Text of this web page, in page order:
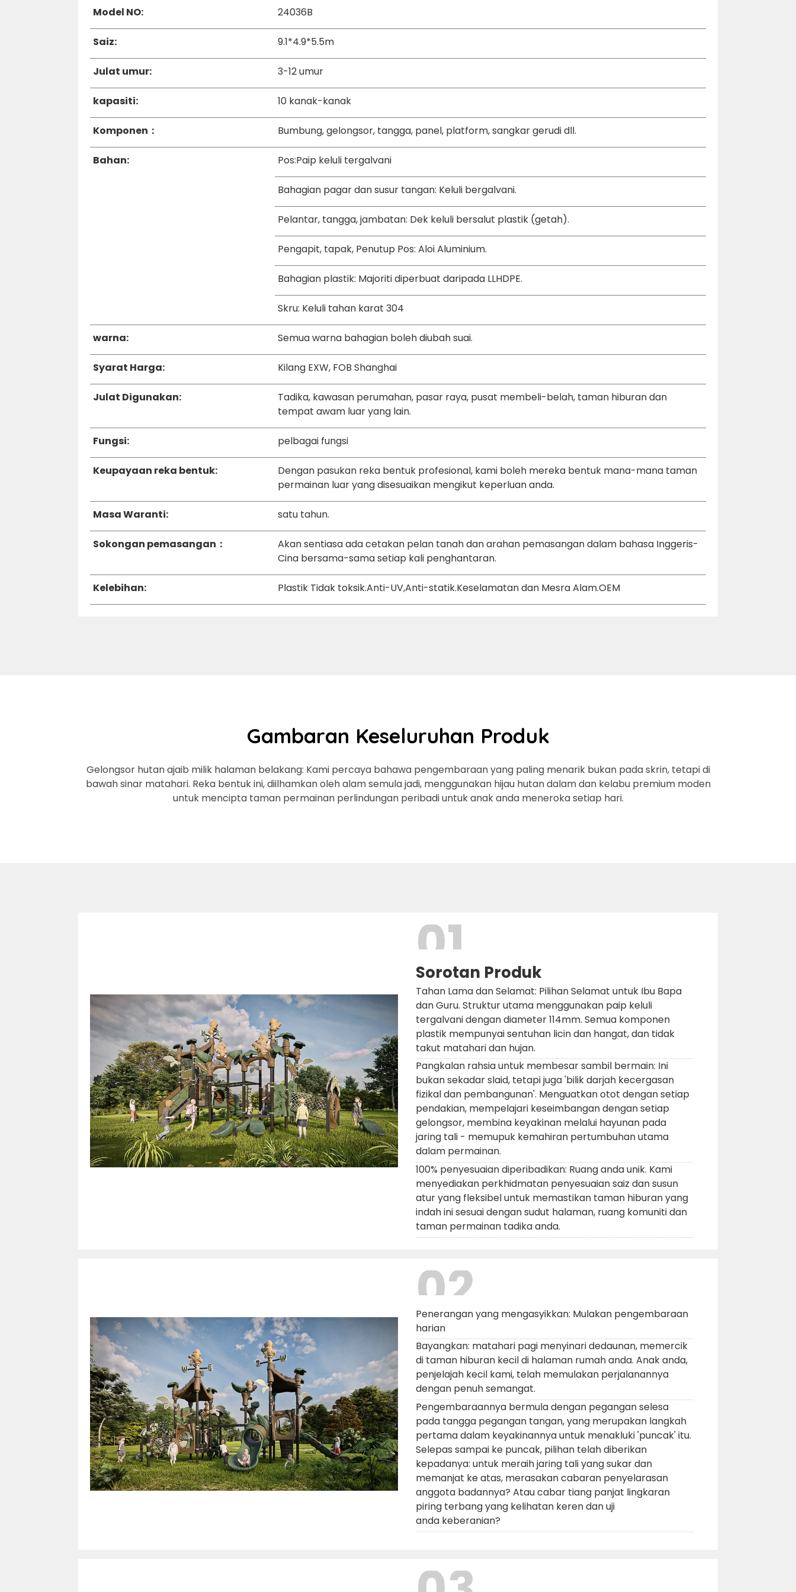
Model NO: 24036B
Saiz: 9.1*4.9*5.5m
Julat umur: 3-12 umur
kapasiti: 10 kanak-kanak
Komponen： Bumbung, gelongsor, tangga, panel, platform, sangkar gerudi dll.
Bahan: Pos:Paip keluli tergalvani
Bahagian pagar dan susur tangan: Keluli bergalvani.
Pelantar, tangga, jambatan: Dek keluli bersalut plastik (getah).
Pengapit, tapak, Penutup Pos: Aloi Aluminium.
Bahagian plastik: Majoriti diperbuat daripada LLHDPE.
Skru: Keluli tahan karat 304
warna: Semua warna bahagian boleh diubah suai.
Syarat Harga: Kilang EXW, FOB Shanghai
Julat Digunakan:
Tadika, kawasan perumahan, pasar raya, pusat membeli-belah, taman hiburan dan
tempat awam luar yang lain.
Fungsi: pelbagai fungsi
Keupayaan reka bentuk:
Dengan pasukan reka bentuk profesional, kami boleh mereka bentuk mana-mana taman
permainan luar yang disesuaikan mengikut keperluan anda.
Masa Waranti: satu tahun.
Sokongan pemasangan：
Akan sentiasa ada cetakan pelan tanah dan arahan pemasangan dalam bahasa Inggeris-
Cina bersama-sama setiap kali penghantaran.
Kelebihan: Plastik Tidak toksik.Anti-UV,Anti-statik.Keselamatan dan Mesra Alam.OEM
Gambaran Keseluruhan Produk
Gelongsor hutan ajaib milik halaman belakang: Kami percaya bahawa pengembaraan yang paling menarik bukan pada skrin, tetapi di
bawah sinar matahari. Reka bentuk ini, diilhamkan oleh alam semula jadi, menggunakan hijau hutan dalam dan kelabu premium moden
untuk mencipta taman permainan perlindungan peribadi untuk anak anda meneroka setiap hari.
01
Sorotan Produk
Tahan Lama dan Selamat: Pilihan Selamat untuk Ibu Bapa
dan Guru. Struktur utama menggunakan paip keluli
tergalvani dengan diameter 114mm. Semua komponen
plastik mempunyai sentuhan licin dan hangat, dan tidak
takut matahari dan hujan.
Pangkalan rahsia untuk membesar sambil bermain: Ini
bukan sekadar slaid, tetapi juga 'bilik darjah kecergasan
fizikal dan pembangunan'. Menguatkan otot dengan setiap
pendakian, mempelajari keseimbangan dengan setiap
gelongsor, membina keyakinan melalui hayunan pada
jaring tali - memupuk kemahiran pertumbuhan utama
dalam permainan.
100% penyesuaian diperibadikan: Ruang anda unik. Kami
menyediakan perkhidmatan penyesuaian saiz dan susun
atur yang fleksibel untuk memastikan taman hiburan yang
indah ini sesuai dengan sudut halaman, ruang komuniti dan
taman permainan tadika anda.
02
Penerangan yang mengasyikkan: Mulakan pengembaraan
harian
Bayangkan: matahari pagi menyinari dedaunan, memercik
di taman hiburan kecil di halaman rumah anda. Anak anda,
penjelajah kecil kami, telah memulakan perjalanannya
dengan penuh semangat.
Pengembaraannya bermula dengan pegangan selesa
pada tangga pegangan tangan, yang merupakan langkah
pertama dalam keyakinannya untuk menakluki 'puncak' itu.
Selepas sampai ke puncak, pilihan telah diberikan
kepadanya: untuk meraih jaring tali yang sukar dan
memanjat ke atas, merasakan cabaran penyelarasan
anggota badannya? Atau cabar tiang panjat lingkaran
piring terbang yang kelihatan keren dan uji
anda keberanian?